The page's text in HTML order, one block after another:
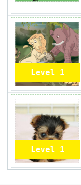
Level 1
Level 1